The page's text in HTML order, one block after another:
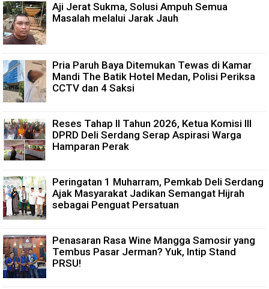
Aji Jerat Sukma, Solusi Ampuh Semua
Masalah melalui Jarak Jauh
Pria Paruh Baya Ditemukan Tewas di Kamar
Mandi The Batik Hotel Medan, Polisi Periksa
CCTV dan 4 Saksi
Reses Tahap II Tahun 2026, Ketua Komisi III
DPRD Deli Serdang Serap Aspirasi Warga
Hamparan Perak
Peringatan 1 Muharram, Pemkab Deli Serdang
Ajak Masyarakat Jadikan Semangat Hijrah
sebagai Penguat Persatuan
Penasaran Rasa Wine Mangga Samosir yang
Tembus Pasar Jerman? Yuk, Intip Stand
PRSU!